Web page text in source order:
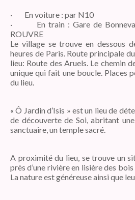
· En voiture : par N10
· En train : Gare de Bonneval
ROUVRE
Le village se trouve en dessous
heures de Paris. Route principale
lieu: Route des Aruels. Le chemin
unique qui fait une boucle. Places
du lieu.
« Ô Jardin d’Isis » est un lieu de
de découverte de Soi, abritant
sanctuaire, un temple sacré.
A proximité du lieu, se trouve un
près d’une rivière en lisière des bois
La nature est généreuse ainsi que